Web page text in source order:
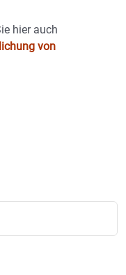
hier auch
von